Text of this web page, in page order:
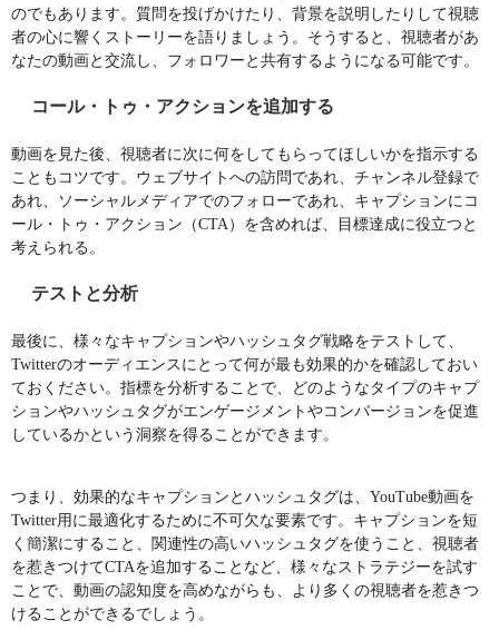
のでもあります。質問を投げかけたり、背景を説明したりして視聴
者の心に響くストーリーを語りましょう。そうすると、視聴者があ
なたの動画と交流し、フォロワーと共有するようになる可能です。
コール・トゥ・アクションを追加する
動画を見た後、視聴者に次に何をしてもらってほしいかを指示する
こともコツです。ウェブサイトへの訪問であれ、チャンネル登録で
あれ、ソーシャルメディアでのフォローであれ、キャプションにコ
ール・トゥ・アクション（CTA）を含めれば、目標達成に役立つと
考えられる。
テストと分析
最後に、様々なキャプションやハッシュタグ戦略をテストして、
Twitterのオーディエンスにとって何が最も効果的かを確認しておい
ておください。指標を分析することで、どのようなタイプのキャプ
ションやハッシュタグがエンゲージメントやコンバージョンを促進
しているかという洞察を得ることができます。
つまり、効果的なキャプションとハッシュタグは、YouTube動画を
Twitter用に最適化するために不可欠な要素です。キャプションを短
く簡潔にすること、関連性の高いハッシュタグを使うこと、視聴者
を惹きつけてCTAを追加することなど、様々なストラテジーを試す
ことで、動画の認知度を高めながらも、より多くの視聴者を惹きつ
けることができるでしょう。